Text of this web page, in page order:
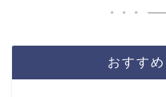
おすす